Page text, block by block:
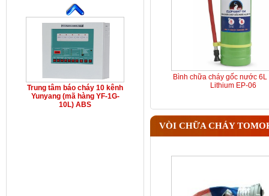
Trung tâm báo cháy 10 kênh
Yunyang (mã hàng YF-1G-
10L) ABS
Bình chữa cháy gốc nước 6L
Lithium EP-06
VÒI CHỮA CHÁY